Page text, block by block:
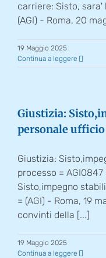
carriere: Sisto,
(AGI) - Roma, 20
19 Maggio 2025
Continua a leggere
Giustizia:
personale ufficio
Giustizia:
processo = AGI0847
Sisto,impegno
= (AGI) - Roma, 19
convinti della [...]
19 Maggio 2025
Continua a leggere